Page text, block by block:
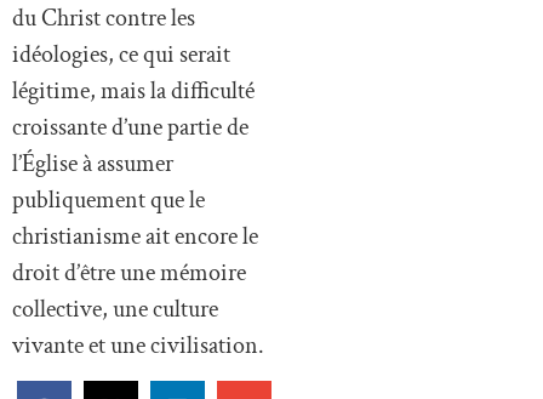
du Christ contre les
idéologies, ce qui serait
légitime, mais la difficulté
croissante d’une partie de
l’Église à assumer
publiquement que le
christianisme ait encore le
droit d’être une mémoire
collective, une culture
vivante et une civilisation.